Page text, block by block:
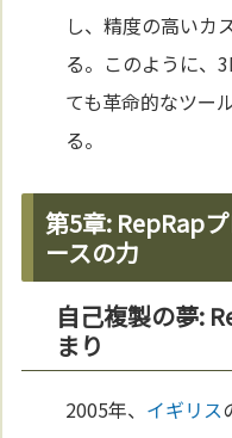
し、精度の高いカ
る。このように、
ても革命的なツー
る。
第5章: RepRap
ースの力
自己複製の夢:
まり
2005年、 イギリス